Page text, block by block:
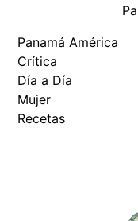
Panamá América
Crítica
Día a Día
Mujer
Recetas